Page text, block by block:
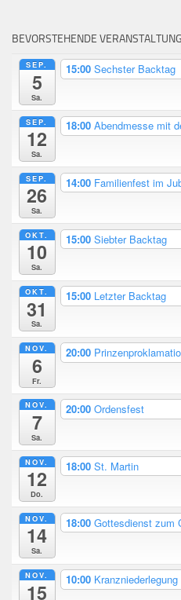
BEVORSTEHENDE
SEP.
5
Sa.
15:00 Sechster Backtag
SEP.
12
Sa.
18:00 Abendmesse mit
SEP.
26
Sa.
14:00 Familienfest im
OKT.
10
Sa.
15:00 Siebter Backtag
OKT.
31
Sa.
15:00 Letzter Backtag
NOV.
6
Fr.
20:00
NOV.
7
Sa.
20:00 Ordensfest
NOV.
12
Do.
18:00 St. Martin
NOV.
14
Sa.
18:00 Gottesdienst zum
NOV.
15
10:00